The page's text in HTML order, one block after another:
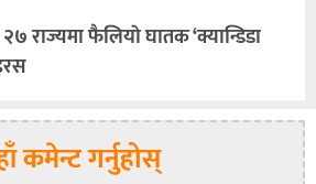
राज्यमा फैलियाे घातक ‘क्यान्डिडा
कमेन्ट गर्नुहोस्